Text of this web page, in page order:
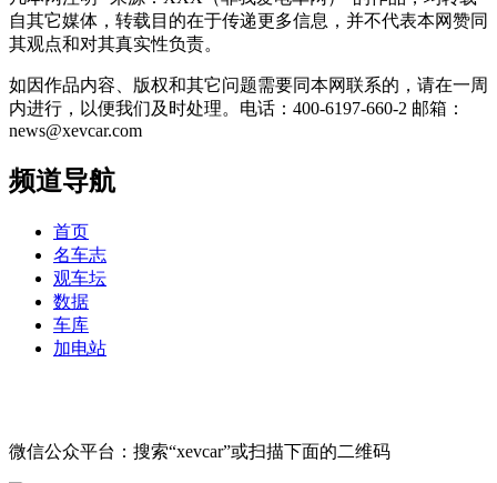
自其它媒体，转载目的在于传递更多信息，并不代表本网赞同
其观点和对其真实性负责。
如因作品内容、版权和其它问题需要同本网联系的，请在一周
内进行，以便我们及时处理。电话：400-6197-660-2 邮箱：
news@xevcar.com
频道导航
首页
名车志
观车坛
数据
车库
加电站
微信公众平台：搜索“xevcar”或扫描下面的二维码